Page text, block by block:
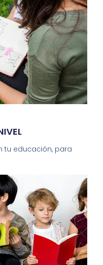
tu educación, para